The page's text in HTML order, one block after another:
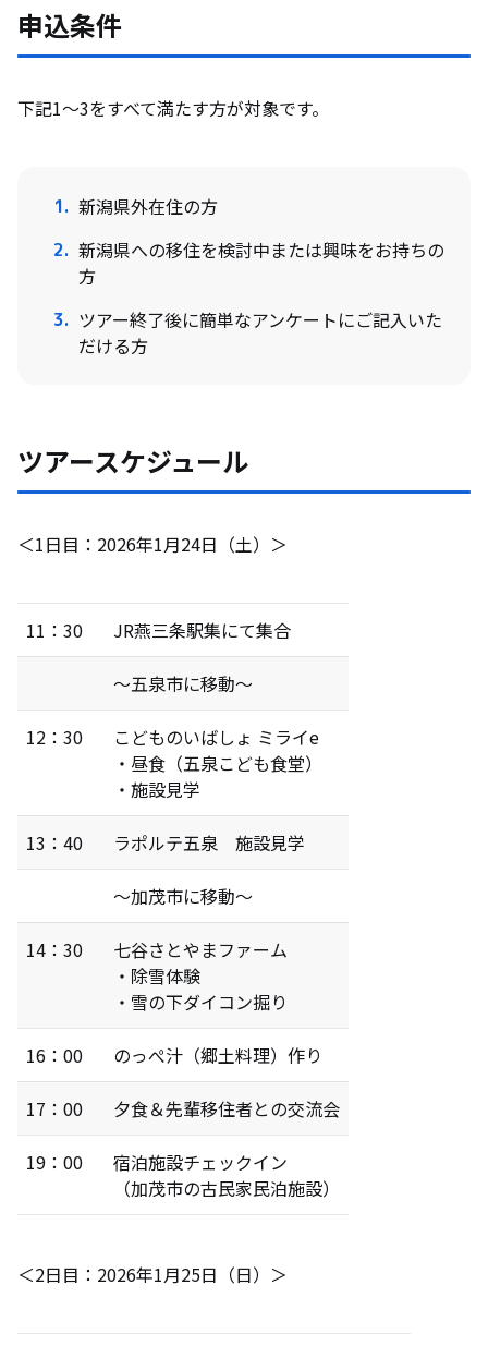
申込条件
下記1～3をすべて満たす方が対象です。
新潟県外在住の方
新潟県への移住を検討中または興味をお持ちの
方
ツアー終了後に簡単なアンケートにご記入いた
だける方
ツアースケジュール
＜1日目：2026年1月24日（土）＞
11：30 JR燕三条駅集にて集合
～五泉市に移動～
12：30
こどものいばしょ ミライe
・昼食（五泉こども食堂）
・施設見学
13：40 ラポルテ五泉 施設見学
～加茂市に移動～
14：30
七谷さとやまファーム
・除雪体験
・雪の下ダイコン掘り
16：00 のっぺ汁（郷土料理）作り
17：00 夕食＆先輩移住者との交流会
19：00
宿泊施設チェックイン
（加茂市の古民家民泊施設）
＜2日目：2026年1月25日（日）＞